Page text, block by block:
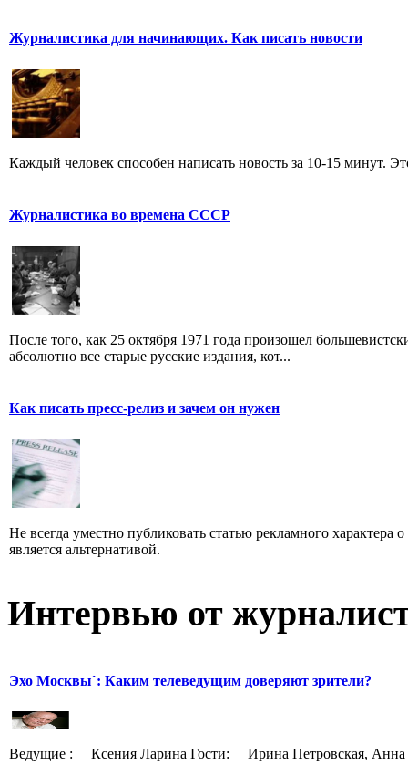
Журналистика для начинающих. Как писать новости
Каждый человек способен написать новость за 10-15 минут.
Журналистика во времена СССР
После того, как 25 октября 1971 года произошел
абсолютно все старые русские издания, кот...
Как писать пресс-релиз и зачем он нужен
Не всегда уместно публиковать статью рекламного
является альтернативой.
Интервью от
Эхо Москвы`: Каким телеведущим доверяют зрители?
Ведущие : Ксения Ларина Гости: Ирина Петровская, Анна